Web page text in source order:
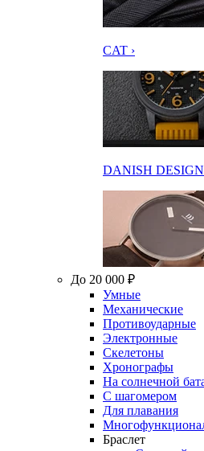
CAT ›
DANISH DESIGN
До 20 000 ₽
Умные
Механические
Противоударные
Электронные
Скелетоны
Хронографы
На солнечной
С шагомером
Для плавания
Браслет